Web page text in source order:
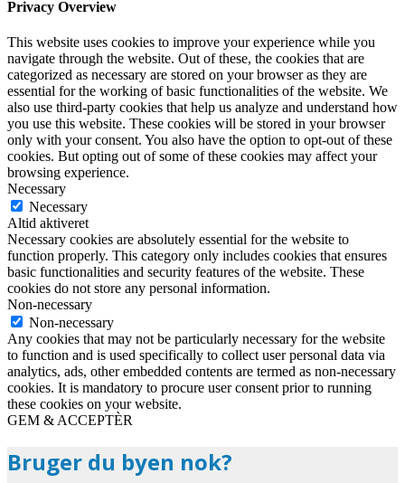
Privacy Overview
This website uses cookies to improve your experience while you
navigate through the website. Out of these, the cookies that are
categorized as necessary are stored on your browser as they are
essential for the working of basic functionalities of the website. We
also use third-party cookies that help us analyze and understand how
you use this website. These cookies will be stored in your browser
only with your consent. You also have the option to opt-out of these
cookies. But opting out of some of these cookies may affect your
browsing experience.
Necessary
Necessary
Altid aktiveret
Necessary cookies are absolutely essential for the website to
function properly. This category only includes cookies that ensures
basic functionalities and security features of the website. These
cookies do not store any personal information.
Non-necessary
Non-necessary
Any cookies that may not be particularly necessary for the website
to function and is used specifically to collect user personal data via
analytics, ads, other embedded contents are termed as non-necessary
cookies. It is mandatory to procure user consent prior to running
these cookies on your website.
GEM & ACCEPTÈR
Bruger du byen nok?